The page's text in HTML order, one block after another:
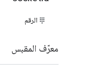
الرقم
معرّف المقبس